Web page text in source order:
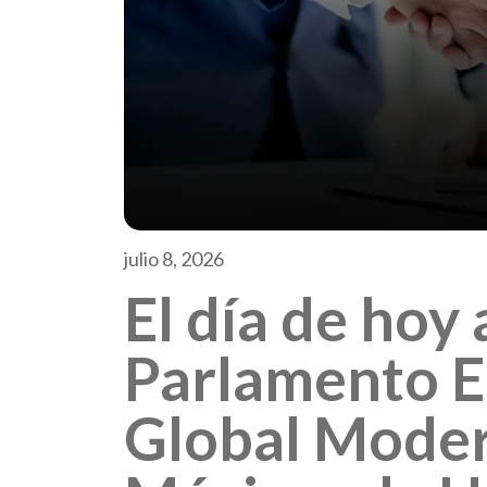
julio 8, 2026
El día de
Parlamento
Global